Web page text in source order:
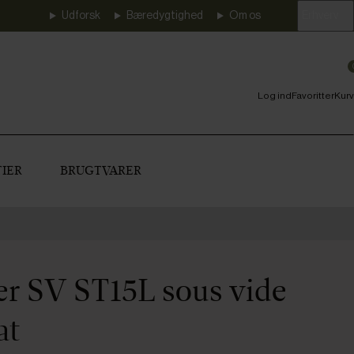
Udforsk Bæredygtighed Om os
Log indFavoritterKurv
BRUGTVARER
SV ST15L sous vide